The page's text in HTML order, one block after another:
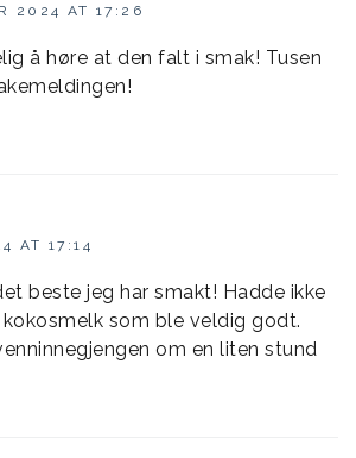
2024 AT 17:26
å høre at den falt i smak! Tusen
AT 17:14
beste jeg har smakt! Hadde ikke
som ble veldig godt.
om en liten stund